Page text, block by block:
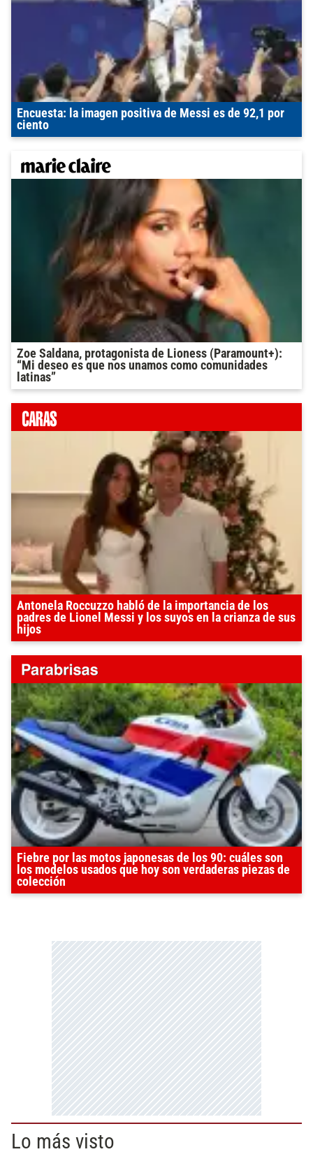
Encuesta: la imagen positiva de Messi es de 92,1 por
ciento
Zoe Saldana, protagonista de Lioness (Paramount+):
“Mi deseo es que nos unamos como comunidades
latinas”
Antonela Roccuzzo habló de la importancia de los
padres de Lionel Messi y los suyos en la crianza de sus
hijos
Fiebre por las motos japonesas de los 90: cuáles son
los modelos usados que hoy son verdaderas piezas de
colección
Lo más visto